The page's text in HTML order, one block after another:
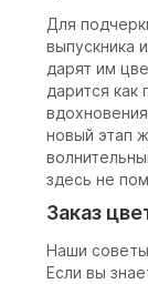
Для
выпускника
дарят им
дарится как
новый этап
здесь не
Заказ
Наши
Если вы